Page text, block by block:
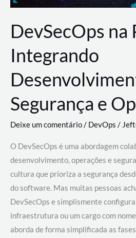
DevSecOps na
Integrando
Segurança e
Deixe um comentário/ DevOps /
O DevSecOps é uma abordagem
desenvolvimento, operações e
cultura que prioriza a segurança
do software. Mas muitas pessoas
DevSecOps e simplismente
infraestrutura ou um cargo com
aborda de forma simplificada as